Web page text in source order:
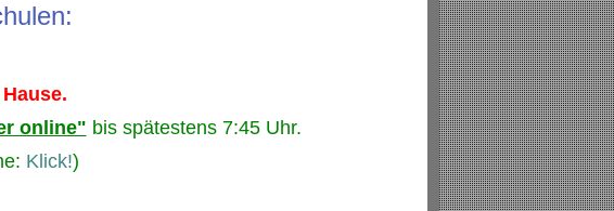
online" bis spätestens 7:45 Uhr.
Klick!)